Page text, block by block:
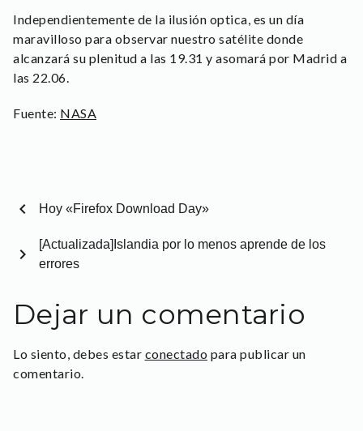
Independientemente de la ilusión optica, es un día
maravilloso para observar nuestro satélite donde
alcanzará su plenitud a las 19.31 y asomará por Madrid a
las 22.06.
Fuente: NASA
chevron_left Hoy «Firefox Download Day»
[Actualizada]Islandia por lo menos aprende de los
errores
chevron_right
Dejar un comentario
Lo siento, debes estar conectado para publicar un
comentario.